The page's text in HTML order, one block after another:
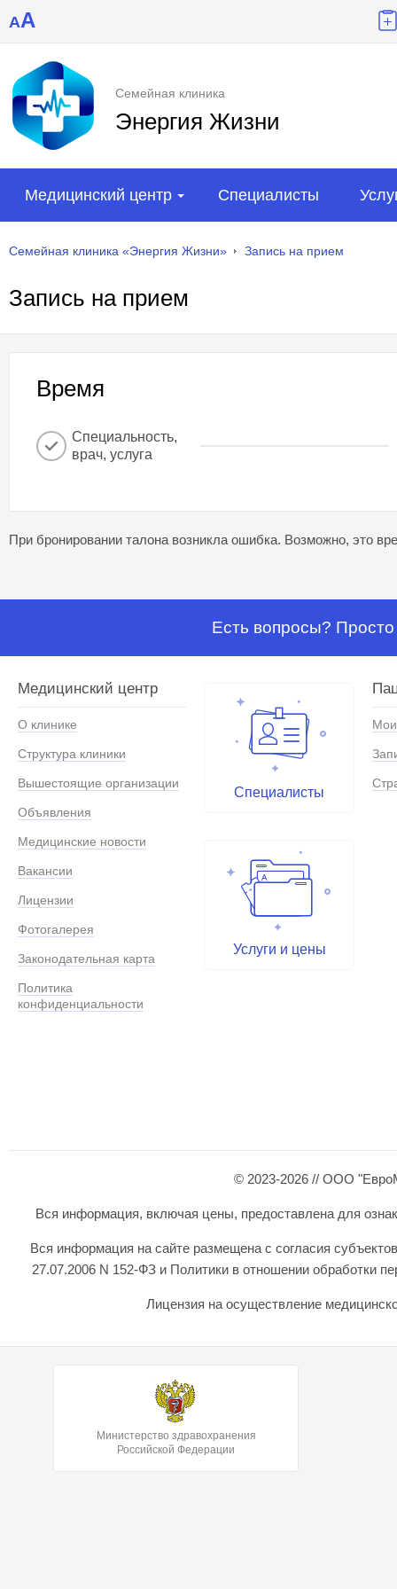
AA
Семейная клиника
Энергия Жизни
Медицинский центр Специалисты
Семейная клиника «Энергия Жизни» Запись на прием
Запись на прием
Время
Специальность,
врач, услуга
При бронировании талона возникла ошибка. Возможно, это
Есть вопросы?
Медицинский центр
О клинике
Структура клиники
Вышестоящие организации
Объявления
Медицинские новости
Вакансии
Лицензии
Фотогалерея
Законодательная карта
Политика
конфиденциальности
Специалисты
Услуги и цены
© 2023-2026 // ООО
Вся информация, включая цены, предоставлена для
Вся информация на сайте размещена с согласия
27.07.2006 N 152-ФЗ и Политики в отношении обработки
Лицензия на осуществление
Министерство здравохранения
Российской Федерации